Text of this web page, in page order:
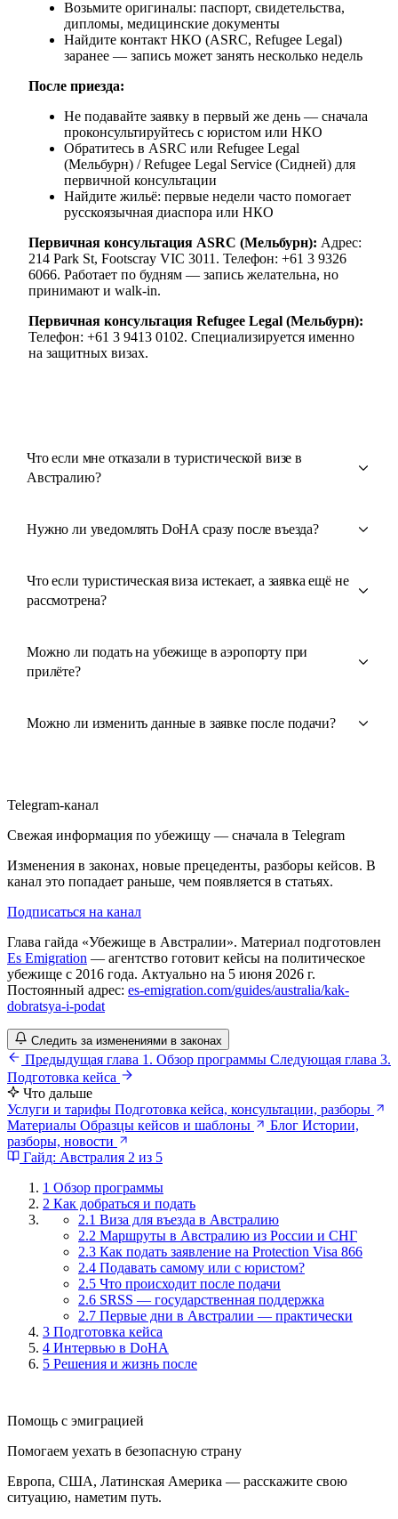
Возьмите оригиналы: паспорт, свидетельства,
дипломы, медицинские документы
Найдите контакт НКО (ASRC, Refugee Legal)
заранее — запись может занять несколько недель
После приезда:
Не подавайте заявку в первый же день — сначала
проконсультируйтесь с юристом или НКО
Обратитесь в ASRC или Refugee Legal
(Мельбурн) / Refugee Legal Service (Сидней) для
первичной консультации
Найдите жильё: первые недели часто помогает
русскоязычная диаспора или НКО
Первичная консультация ASRC (Мельбурн): Адрес:
214 Park St, Footscray VIC 3011. Телефон: +61 3 9326
6066. Работает по будням — запись желательна, но
принимают и walk-in.
Первичная консультация Refugee Legal (Мельбурн):
Телефон: +61 3 9413 0102. Специализируется именно
на защитных визах.
Что если мне отказали в туристической визе в
Австралию?
Нужно ли уведомлять DoHA сразу после въезда?
Что если туристическая виза истекает, а заявка ещё не
рассмотрена?
Можно ли подать на убежище в аэропорту при
прилёте?
Можно ли изменить данные в заявке после подачи?
Telegram-канал
Свежая информация по убежищу — сначала в Telegram
Изменения в законах, новые прецеденты, разборы кейсов. В
канал это попадает раньше, чем появляется в статьях.
Подписаться на канал
Глава гайда «Убежище в Австралии». Материал подготовлен
Es Emigration — агентство готовит кейсы на политическое
убежище с 2016 года. Актуально на 5 июня 2026 г.
Постоянный адрес: es-emigration.com/guides/australia/kak-
dobratsya-i-podat
Следить за изменениями в законах
Предыдущая глава 1. Обзор программы Следующая глава 3.
Подготовка кейса
Что дальше
Услуги и тарифы Подготовка кейса, консультации, разборы
Материалы Образцы кейсов и шаблоны Блог Истории,
разборы, новости
Гайд: Австралия 2 из 5
1 Обзор программы
2 Как добраться и подать
2.1 Виза для въезда в Австралию
2.2 Маршруты в Австралию из России и СНГ
2.3 Как подать заявление на Protection Visa 866
2.4 Подавать самому или с юристом?
2.5 Что происходит после подачи
2.6 SRSS — государственная поддержка
2.7 Первые дни в Австралии — практически
3 Подготовка кейса
4 Интервью в DoHA
5 Решения и жизнь после
Помощь с эмиграцией
Помогаем уехать в безопасную страну
Европа, США, Латинская Америка — расскажите свою
ситуацию, наметим путь.